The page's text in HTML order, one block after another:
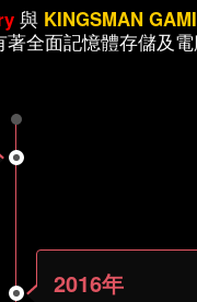
與 KINGSMAN
全面記憶體存儲及
2016年